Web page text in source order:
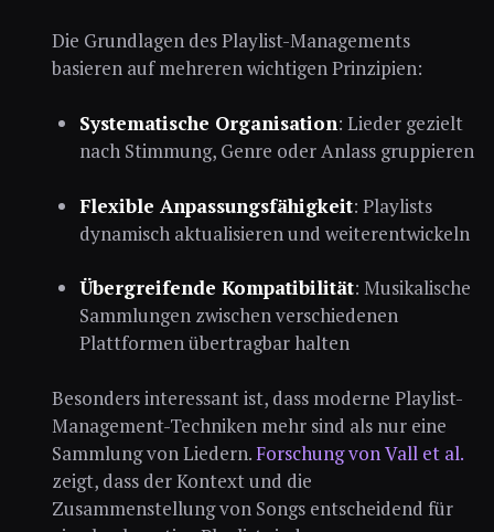
Die Grundlagen des Playlist-Managements
basieren auf mehreren wichtigen Prinzipien:
Systematische Organisation: Lieder gezielt
nach Stimmung, Genre oder Anlass gruppieren
Flexible Anpassungsfähigkeit: Playlists
dynamisch aktualisieren und weiterentwickeln
Übergreifende Kompatibilität: Musikalische
Sammlungen zwischen verschiedenen
Plattformen übertragbar halten
Besonders interessant ist, dass moderne Playlist-
Management-Techniken mehr sind als nur eine
Sammlung von Liedern.Forschung von Vall et al.
zeigt, dass der Kontext und die
Zusammenstellung von Songs entscheidend für